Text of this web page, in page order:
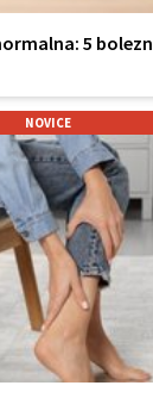
5
NOVICE